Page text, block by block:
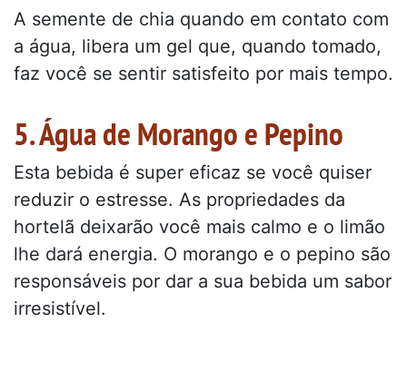
A semente de chia quando em contato com
a água, libera um gel que, quando tomado,
faz você se sentir satisfeito por mais tempo.
5. Água de Morango e Pepino
Esta bebida é super eficaz se você quiser
reduzir o estresse. As propriedades da
hortelã deixarão você mais calmo e o limão
lhe dará energia. O morango e o pepino são
responsáveis por dar a sua bebida um sabor
irresistível.